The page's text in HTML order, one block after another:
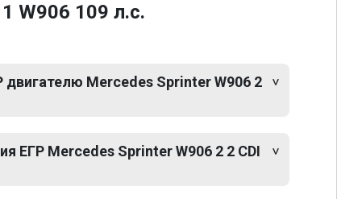
W906 109 л.с.
Mercedes Sprinter W906 2
ЕГР Mercedes Sprinter W906 2 2 CDI